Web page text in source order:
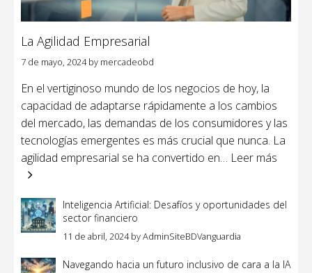
La Agilidad Empresarial
7 de mayo, 2024by mercadeobd
En el vertiginoso mundo de los negocios de hoy, la
capacidad de adaptarse rápidamente a los cambios
del mercado, las demandas de los consumidores y las
tecnologías emergentes es más crucial que nunca. La
agilidad empresarial se ha convertido en… Leer más
Inteligencia Artificial: Desafíos y oportunidades del
sector financiero
11 de abril, 2024byAdminSiteBDVanguardia
Navegando hacia un futuro inclusivo de cara a la IA